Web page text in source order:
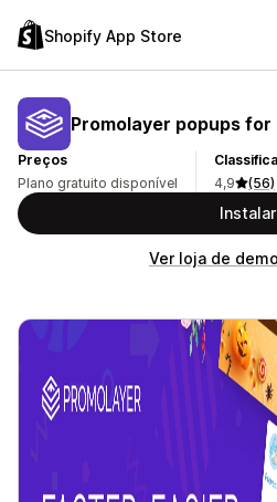
Shopify App Store
Promolayer popups for
Preços
Plano gratuito disponível
4,9
(56)
Instalar
Ver loja de